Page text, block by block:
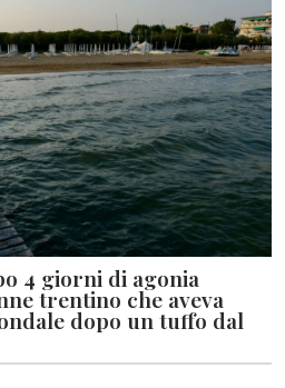
4 giorni di agonia
trentino che aveva
dopo un tuffo dal